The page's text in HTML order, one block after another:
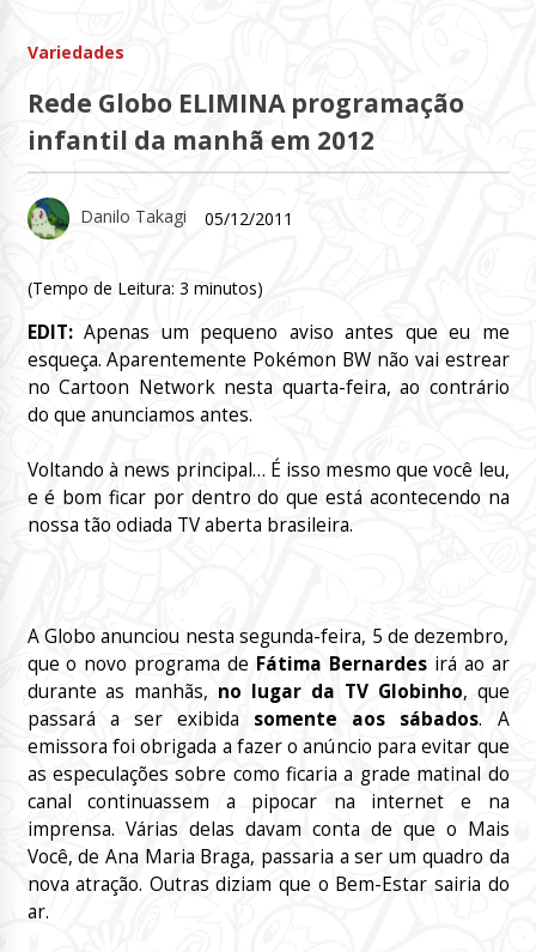
Variedades
Rede Globo ELIMINA programação
infantil da manhã em 2012
Danilo Takagi 05/12/2011
(Tempo de Leitura: 3 minutos)
EDIT: Apenas um pequeno aviso antes que eu me
esqueça. Aparentemente Pokémon BW não vai estrear
no Cartoon Network nesta quarta-feira, ao contrário
do que anunciamos antes.
Voltando à news principal… É isso mesmo que você leu,
e é bom ficar por dentro do que está acontecendo na
nossa tão odiada TV aberta brasileira.
A Globo anunciou nesta segunda-feira, 5 de dezembro,
que o novo programa de Fátima Bernardesirá ao ar
durante as manhãs, no lugar da TV Globinho, que
passará a ser exibida somente aos sábados. A
emissora foi obrigada a fazer o anúncio para evitar que
as especulações sobre como ficaria a grade matinal do
canal continuassem a pipocar na internet e na
imprensa. Várias delas davam conta de que o Mais
Você, de Ana Maria Braga, passaria a ser um quadro da
nova atração. Outras diziam que o Bem-Estar sairia do
ar.